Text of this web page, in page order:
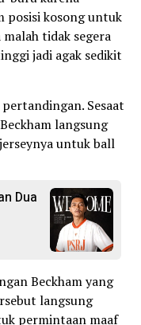
posisi kosong untuk
tidak segera
jadi agak sedikit
Sesaat
langsung
untuk ball
Dua
Beckham yang
langsung
permintaan maaf